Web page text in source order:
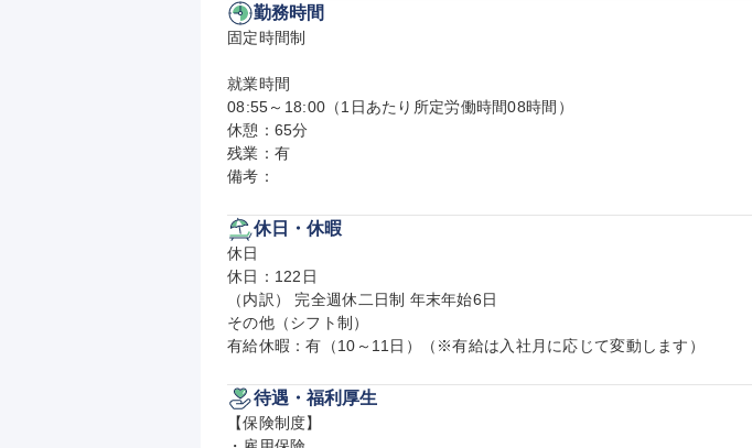
勤務時間
固定時間制
就業時間
08:55～18:00（1日あたり所定労働時間08時間）
休憩：65分
残業：有
備考：
休日・休暇
休日
休日：122日
（内訳） 完全週休二日制 年末年始6日
その他（シフト制）
有給休暇：有（10～11日）（※有給は入社月に応じて変動します）
待遇・福利厚生
【保険制度】